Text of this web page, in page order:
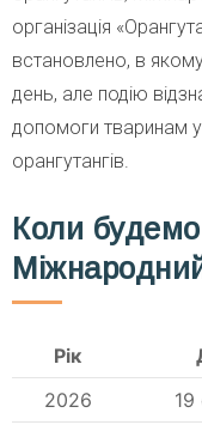
організація
встановлено, в
день, але подію
допомоги тваринам
орангутангів.
Коли будемо
Рік
2026
19